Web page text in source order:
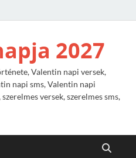
2027
Valentin napi versek,
napi sms, Valentin napi
versek, szerelmes sms,